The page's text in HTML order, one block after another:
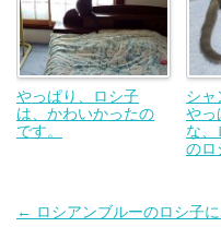
やっぱり、ロシ子
は、かわいかったの
です。
シャ
やっ
な、
のロ
投
← ロシアンブルーのロシ子に